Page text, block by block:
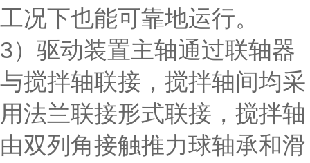
工况下也能可靠地运行。
3）驱动装置主轴通过联轴器
与搅拌轴联接，搅拌轴间均采
用法兰联接形式联接，搅拌轴
由双列角接触推力球轴承和滑